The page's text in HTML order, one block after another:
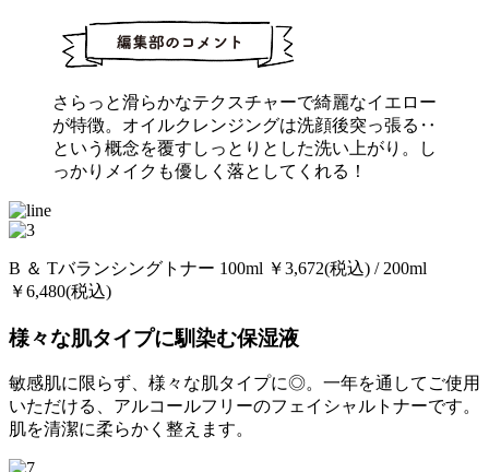
さらっと滑らかなテクスチャーで綺麗なイエロー
が特徴。オイルクレンジングは洗顔後突っ張る‥
という概念を覆すしっとりとした洗い上がり。し
っかりメイクも優しく落としてくれる！
B ＆ Tバランシングトナー 100ml ￥3,672(税込) / 200ml
￥6,480(税込)
様々な肌タイプに馴染む保湿液
敏感肌に限らず、様々な肌タイプに◎。一年を通してご使用
いただける、アルコールフリーのフェイシャルトナーです。
肌を清潔に柔らかく整えます。